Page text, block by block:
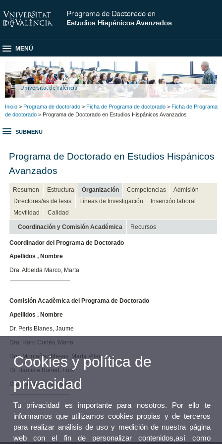
MENÚ
Universitat de València
Inicio > Programa de doctorado > Ficha de Programa de doctorado > Ficha de Programa
de doctorado > Programa de Doctorado en Estudios Hispánicos Avanzados
SUBMENU
Programa de Doctorado en Estudios Hispánicos
Avanzados
Resumen Estructura Organización Competencias
Admisión
Directores/as de tesis
Líneas de Investigación
Inserción laboral
Movilidad
Calidad
Coordinación y Comisión Académica Recursos
Coordinador del Programa de Doctorado
Apellidos , Nombre
Dra. Albelda Marco, Marta
Comisión Acadèmica del Programa de Doctorado
Apellidos , Nombre
Dr. Peris Blanes, Jaume
Dra. Haro Cortés, Marta
Dra. Montañez Mesas, Marta Pilar
Dr. Bautista Boned, Luis
Dra. Girona Fibla, Nuria
Cookies y política de
privacidad
Tu privacidad es importante para nosotros. Por ello te
informamos que utilizamos cookies propias y de terceros
para realizar análisis de uso y medición de nuestra página
web con el fin de personalizar contenidos,así como